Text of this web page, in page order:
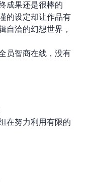
成果还是很棒的
的设定却让作品有
自洽的幻想世界，
员智商在线，没有
在努力利用有限的